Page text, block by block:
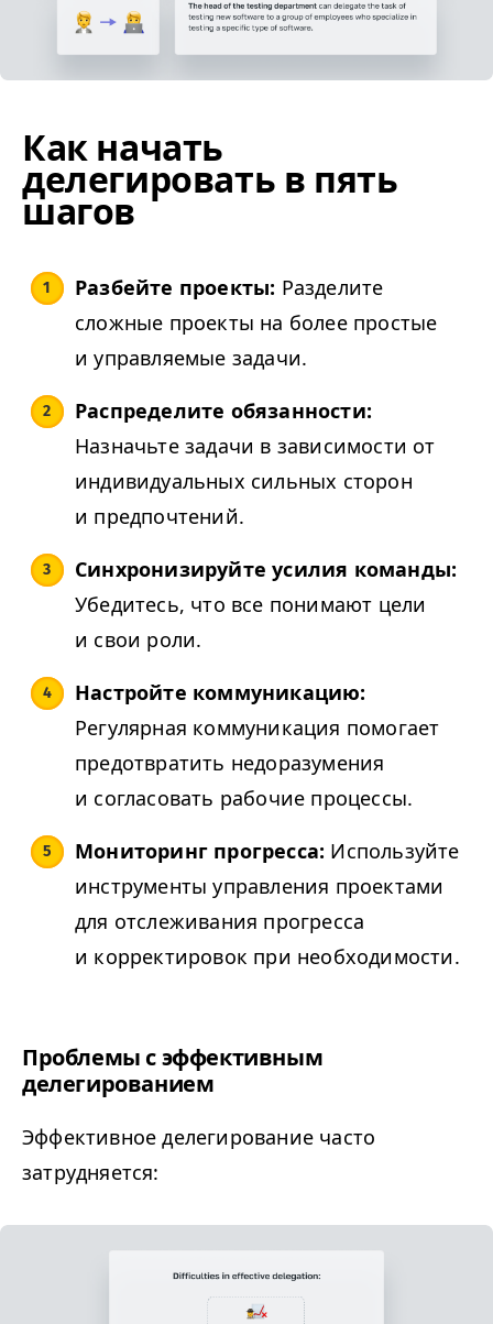
Как начать
делегировать в пять
шагов
Разбейте проекты: Разделите
сложные проекты на более простые
и управляемые задачи.
Распределите обязанности:
Назначьте задачи в зависимости от
индивидуальных сильных сторон
и предпочтений.
Синхронизируйте усилия команды:
Убедитесь, что все понимают цели
и свои роли.
Настройте коммуникацию:
Регулярная коммуникация помогает
предотвратить недоразумения
и согласовать рабочие процессы.
Мониторинг прогресса: Используйте
инструменты управления проектами
для отслеживания прогресса
и корректировок при необходимости.
Проблемы с эффективным
делегированием
Эффективное делегирование часто
затрудняется: